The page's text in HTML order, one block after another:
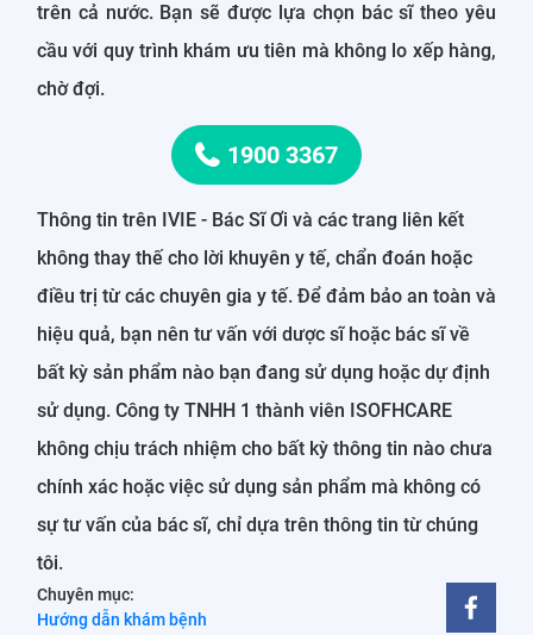
trên cả nước. Bạn sẽ được lựa chọn bác sĩ theo yêu
cầu với quy trình khám ưu tiên mà không lo xếp hàng,
chờ đợi.
1900 3367
Thông tin trên IVIE - Bác Sĩ Ơi và các trang liên kết
không thay thế cho lời khuyên y tế, chẩn đoán hoặc
điều trị từ các chuyên gia y tế. Để đảm bảo an toàn và
hiệu quả, bạn nên tư vấn với dược sĩ hoặc bác sĩ về
bất kỳ sản phẩm nào bạn đang sử dụng hoặc dự định
sử dụng. Công ty TNHH 1 thành viên ISOFHCARE
không chịu trách nhiệm cho bất kỳ thông tin nào chưa
chính xác hoặc việc sử dụng sản phẩm mà không có
sự tư vấn của bác sĩ, chỉ dựa trên thông tin từ chúng
tôi.
Chuyên mục:
Hướng dẫn khám bệnh